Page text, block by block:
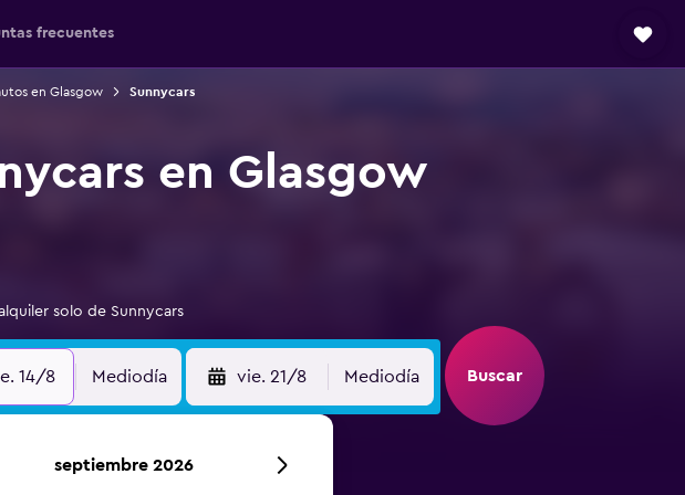
frecuentes
en Glasgow Sunnycars
en Glasgow
solo de Sunnycars
14/8 Mediodía vie. 21/8 Mediodía Buscar
septiembre 2026